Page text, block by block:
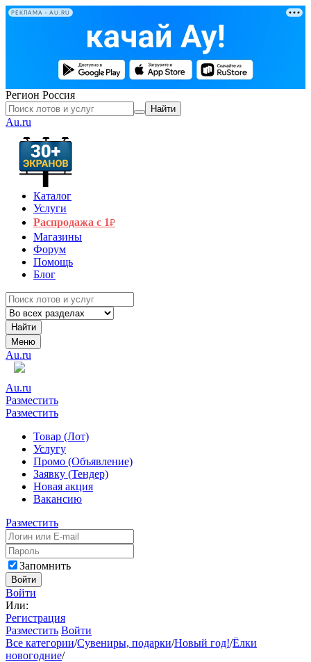
РЕКЛАМА • AU.RU
Регион Россия
Найти
Au.ru
Каталог
Услуги
Распродажа с 1₽
Магазины
Форум
Помощь
Блог
Найти
Меню
Au.ru
Au.ru
Разместить
Разместить
Товар (Лот)
Услугу
Промо (Объявление)
Заявку (Тендер)
Новая акция
Вакансию
Разместить
Запомнить
Войти
Войти
Или:
Регистрация
Разместить Войти
Все категории/Сувениры, подарки/Новый год!/Ёлки
новогодние/